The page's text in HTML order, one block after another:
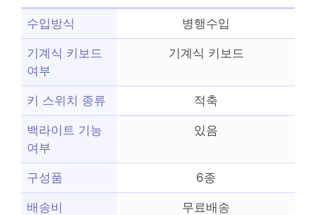
수입방식 병행수입
기계식 키보드
여부
기계식 키보드
키 스위치 종류 적축
백라이트 기능
여부
있음
구성품 6종
배송비 무료배송